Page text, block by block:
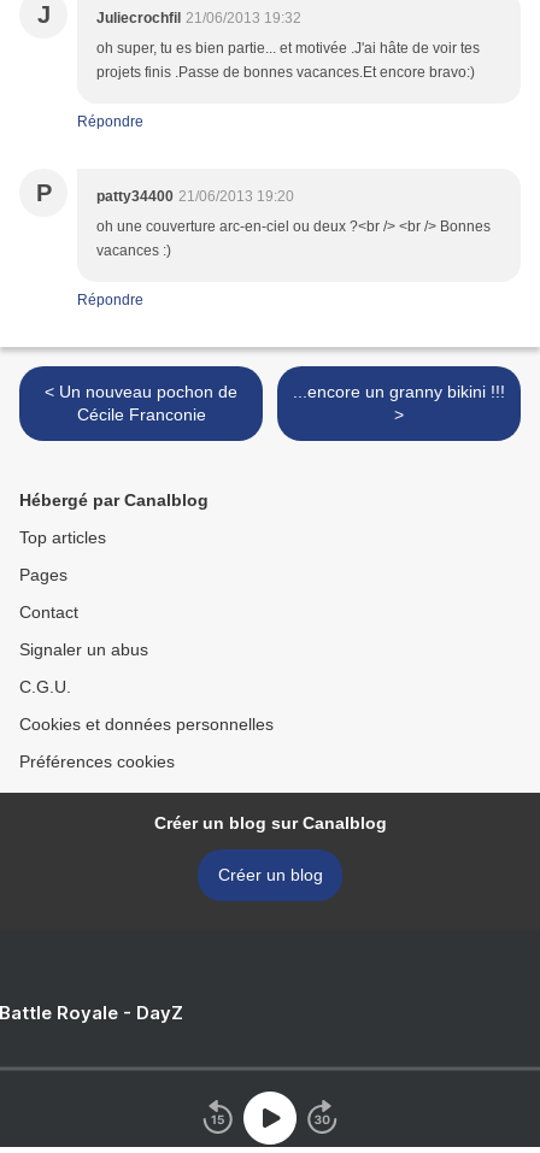
J Juliecrochfil 21/06/2013 19:32
oh super, tu es bien partie... et motivée .J'ai hâte de voir tes
projets finis .Passe de bonnes vacances.Et encore bravo:)
Répondre
P patty34400 21/06/2013 19:20
oh une couverture arc-en-ciel ou deux ?<br /> <br /> Bonnes
vacances :)
Répondre
< Un nouveau pochon de
Cécile Franconie
...encore un granny bikini !!!
>
Hébergé par Canalblog
Top articles
Pages
Contact
Signaler un abus
C.G.U.
Cookies et données personnelles
Préférences cookies
Créer un blog sur Canalblog
Créer un blog
Royale - DayZ